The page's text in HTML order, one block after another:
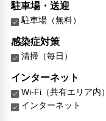
駐車場・送迎
駐車場（無料）
感染症対策
清掃（毎日）
インターネット
Wi-Fi（共有エリア内）
インターネット